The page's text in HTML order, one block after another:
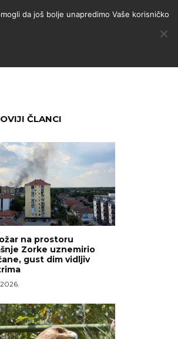
ČLANCI
na prostoru
Zorke uznemirio
gust dim vidljiv
da još bolje unapredimo Vaše korisničko